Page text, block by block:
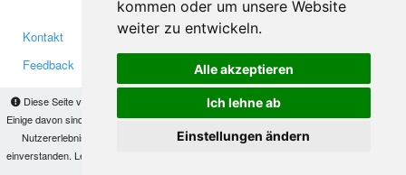
kommen oder um unsere Website
weiter zu entwickeln.
Alle akzeptieren
Ich lehne ab
Einstellungen ändern
Diese Seite verwendet Cookies, um Informationen auf Ihrem Computer zu speichern.
Einige davon sind notwendig, damit unsere Seite funktioniert, andere helfen uns dabei, das
Nutzererlebnis zu verbessern. Mit der Nutzung dieser Seite erklären Sie sich damit
einverstanden. Lesen Sie unsere
Medien
Kontakt
Feedback
Facebook
Twitter
YouTube
Google+